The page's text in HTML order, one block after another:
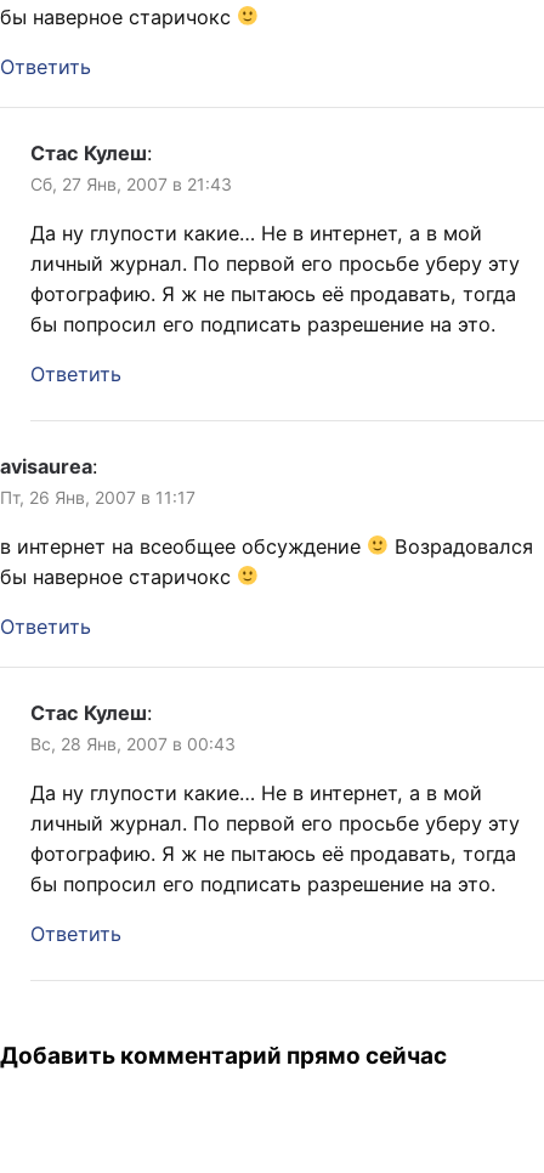
бы наверное старичокс
Ответить
Стас Кулеш:
Сб, 27 Янв, 2007 в 21:43
Да ну глупости какие… Не в интернет, а в мой
личный журнал. По первой его просьбе уберу эту
фотографию. Я ж не пытаюсь её продавать, тогда
бы попросил его подписать разрешение на это.
Ответить
avisaurea:
Пт, 26 Янв, 2007 в 11:17
в интернет на всеобщее обсуждение
Возрадовался
бы наверное старичокс
Ответить
Стас Кулеш:
Вс, 28 Янв, 2007 в 00:43
Да ну глупости какие… Не в интернет, а в мой
личный журнал. По первой его просьбе уберу эту
фотографию. Я ж не пытаюсь её продавать, тогда
бы попросил его подписать разрешение на это.
Ответить
Добавить комментарий прямо сейчас